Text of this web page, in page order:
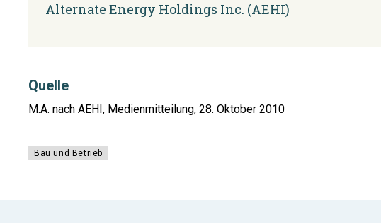
Alternate Energy Holdings Inc. (AEHI)
Quelle
M.A. nach AEHI, Medienmitteilung, 28. Oktober 2010
Bau und Betrieb